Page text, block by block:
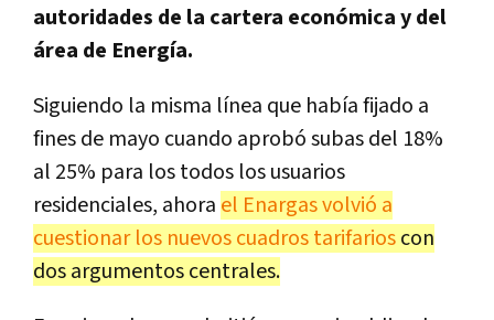
autoridades de la cartera económica y del
área de Energía.
Siguiendo la misma línea que había fijado a
fines de mayo cuando aprobó subas del 18%
al 25% para los todos los usuarios
residenciales, ahora el Enargas volvió a
cuestionar los nuevos cuadros tarifarioscon
dos argumentos centrales.